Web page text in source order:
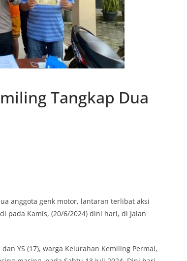
Tangkap Dua
anggota genk motor, lantaran terlibat aksi
pada Kamis, (20/6/2024) dini hari, di Jalan
YS (17), warga Kelurahan Kemiling Permai,